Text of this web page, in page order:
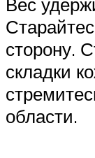
сторону.
складки
области.